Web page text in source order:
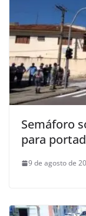
Semáforo
para
9 de agosto de